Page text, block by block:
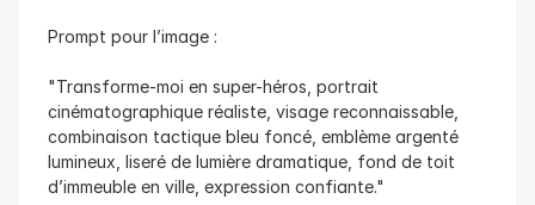
Prompt pour l’image :
"Transforme-moi en super-héros, portrait
cinématographique réaliste, visage reconnaissable,
combinaison tactique bleu foncé, emblème argenté
lumineux, liseré de lumière dramatique, fond de toit
d’immeuble en ville, expression confiante."